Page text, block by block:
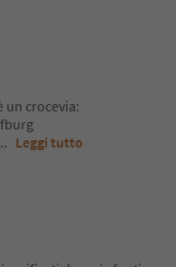
un crocevia:
Leggi tutto